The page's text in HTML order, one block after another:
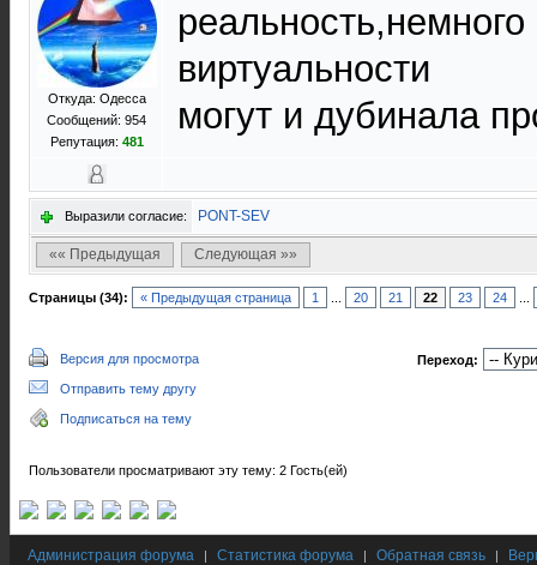
Откуда: Одесса
Сообщений: 954
Репутация: 481
реальность,немного
виртуальности
могут и дубинала
Выразили согласие: PONT-SEV
«« Предыдущая Следующая »»
Страницы (34): « Предыдущая страница 1 20 21 22 23 24
Версия для просмотра
Отправить тему другу
Подписаться на тему
Переход:
Пользователи просматривают эту тему: 2 Гость(ей)
Администрация форума | Статистика форума | Обратная связь |